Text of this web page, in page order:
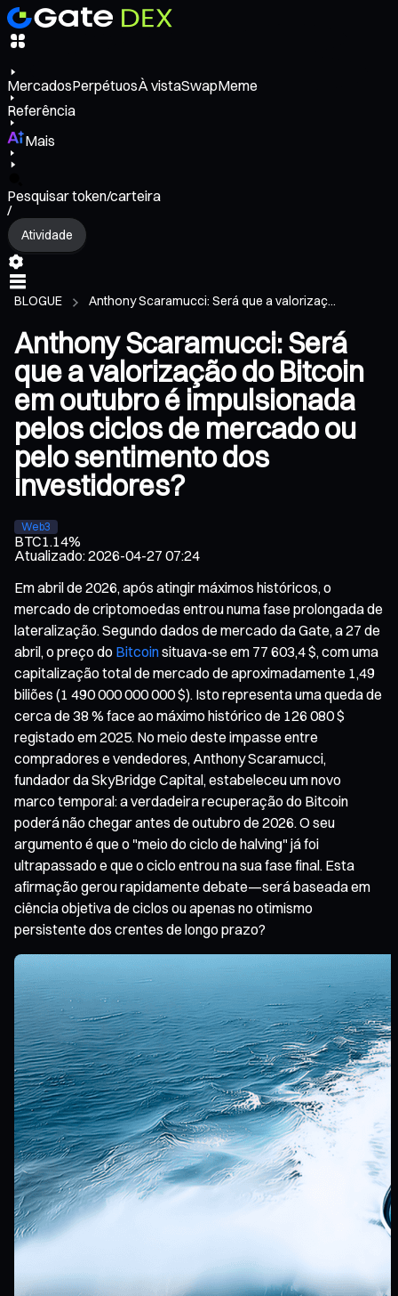
MercadosPerpétuosÀ vistaSwapMeme
Referência
Mais
Pesquisar token/carteira
/
Atividade
BLOGUE Anthony Scaramucci: Será que a valorizaç...
Anthony Scaramucci: Será
que a valorização do Bitcoin
em outubro é impulsionada
pelos ciclos de mercado ou
pelo sentimento dos
investidores?
Web3
BTC1.14%
Atualizado:2026-04-27 07:24
Em abril de 2026, após atingir máximos históricos, o
mercado de criptomoedas entrou numa fase prolongada de
lateralização. Segundo dados de mercado da Gate, a 27 de
abril, o preço do Bitcoinsituava-se em 77 603,4 $, com uma
capitalização total de mercado de aproximadamente 1,49
biliões (1 490 000 000 000 $). Isto representa uma queda de
cerca de 38 % face ao máximo histórico de 126 080 $
registado em 2025. No meio deste impasse entre
compradores e vendedores, Anthony Scaramucci,
fundador da SkyBridge Capital, estabeleceu um novo
marco temporal: a verdadeira recuperação do Bitcoin
poderá não chegar antes de outubro de 2026. O seu
argumento é que o "meio do ciclo de halving" já foi
ultrapassado e que o ciclo entrou na sua fase final. Esta
afirmação gerou rapidamente debate—será baseada em
ciência objetiva de ciclos ou apenas no otimismo
persistente dos crentes de longo prazo?